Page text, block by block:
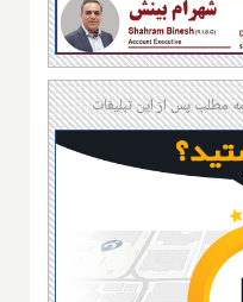
مطلب پس از این تبلیغات